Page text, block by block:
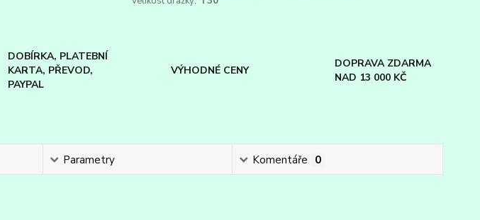
DOBÍRKA, PLATEBNÍ
KARTA, PŘEVOD,
PAYPAL
VÝHODNÉ CENY
DOPRAVA ZDARMA
NAD 13 000 KČ
Parametry Komentáře 0